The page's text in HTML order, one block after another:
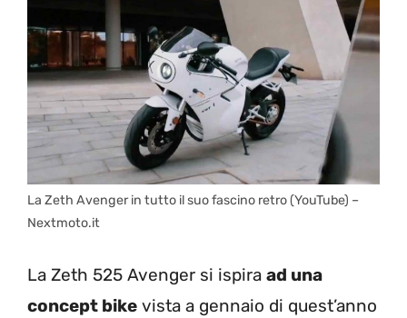
La Zeth Avenger in tutto il suo fascino retro (YouTube) –
Nextmoto.it
La Zeth 525 Avenger si ispira ad una
concept bike vista a gennaio di quest’anno